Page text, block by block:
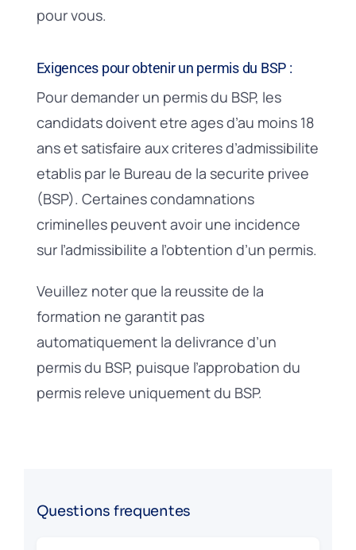
pour vous.
Exigences pour obtenir un permis du BSP :
Pour demander un permis du BSP, les
candidats doivent etre ages d’au moins 18
ans et satisfaire aux criteres d’admissibilite
etablis par le Bureau de la securite privee
(BSP). Certaines condamnations
criminelles peuvent avoir une incidence
sur l’admissibilite a l’obtention d’un permis.
Veuillez noter que la reussite de la
formation ne garantit pas
automatiquement la delivrance d’un
permis du BSP, puisque l’approbation du
permis releve uniquement du BSP.
Questions frequentes